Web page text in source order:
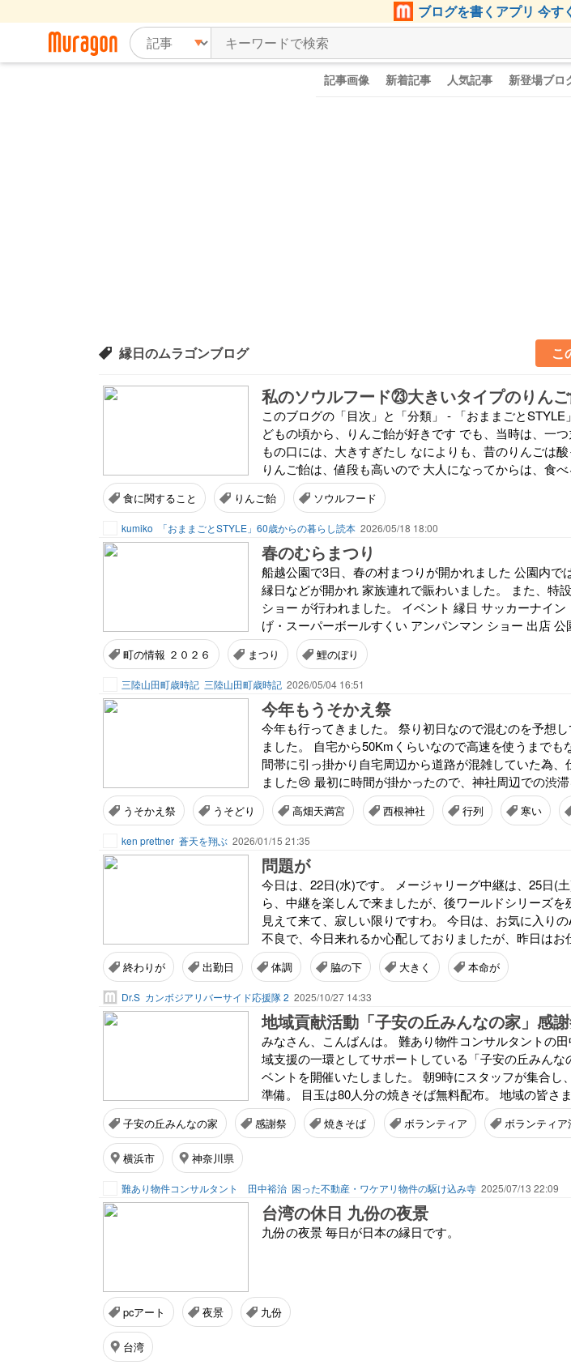
ブログを書くアプリ 今す
記事画像 新着記事 人気記事 新登場ブロ
縁日のムラゴンブログ こ
私のソウルフード㉓大きいタイプのりん
このブログの「目次」と「分類」 - 「おままごと
どもの頃から、りんご飴が好きです でも、当時は、一
もの口には、大きすぎたし なによりも、昔のりんごは
りんご飴は、値段も高いので 大人になってからは、食
食に関すること りんご飴 ソウルフード
kumiko 「おままごとSTYLE」60歳からの暮らし読本 2026/05/18 18:00
春のむらまつり
船越公園で3日、春の村まつりが開かれました 公園内で
縁日などが開かれ 家族連れで賑わいました。 また、特
ショー が行われました。 イベント 縁日 サッカーナイ
げ・スーパーボールすくい アンパンマン ショー 出店 公
町の情報 ２０２６ まつり 鯉のぼり
三陸山田町歳時記 三陸山田町歳時記 2026/05/04 16:51
今年もうそかえ祭
今年も行ってきました。 祭り初日なので混むのを予想
ました。 自宅から50Kmくらいなので高速を使うまで
間帯に引っ掛かり自宅周辺から道路が混雑していた為
ました😢 最初に時間が掛かったので、神社周辺での渋
うそかえ祭 うそどり 高畑天満宮 西根神社 行列 寒い
ken prettner 蒼天を翔ぶ 2026/01/15 21:35
問題が
今日は、22日(水)です。 メージャリーグ中継は、25日(
ら、中継を楽しんで来ましたが、後ワールドシリーズ
見えて来て、寂しい限りですわ。 今日は、お気に入り
不良で、今日来れるか心配しておりましたが、昨日はお
終わりが 出勤日 体調 脇の下 大きく 本命が
Dr.S カンボジアリバーサイド応援隊 2 2025/10/27 14:33
みなさん、こんばんは。 難あり物件コンサルタントの
域支援の一環としてサポートしている「子安の丘みんな
ベントを開催いたしました。 朝9時にスタッフが集合し
準備。 目玉は80人分の焼きそば無料配布。 地域の皆さ
子安の丘みんなの家 感謝祭 焼きそば ボランティア ボランティア
横浜市 神奈川県
難あり物件コンサルタント 田中裕治 困った不動産・ワケアリ物件の駆け込み寺 2025/07/13 22:09
台湾の休日 九份の夜景
九份の夜景 毎日が日本の縁日です。
pcアート 夜景 九份
台湾